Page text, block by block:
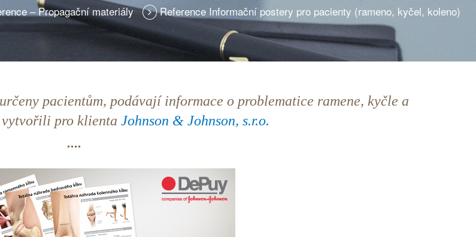
– Propagační materiály Reference Informační postery pro pacienty (rameno, kyčel, koleno)
pacientům, podávají informace o problematice ramene, kyčle a
vytvořili pro klienta Johnson & Johnson, s.r.o.